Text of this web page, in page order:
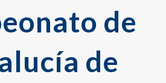
de
de